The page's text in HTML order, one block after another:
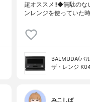
超オススメ‼︎◆無駄のな
ンレンジを使っていた
BALMUDA(バ
ザ・レンジ
みこしば